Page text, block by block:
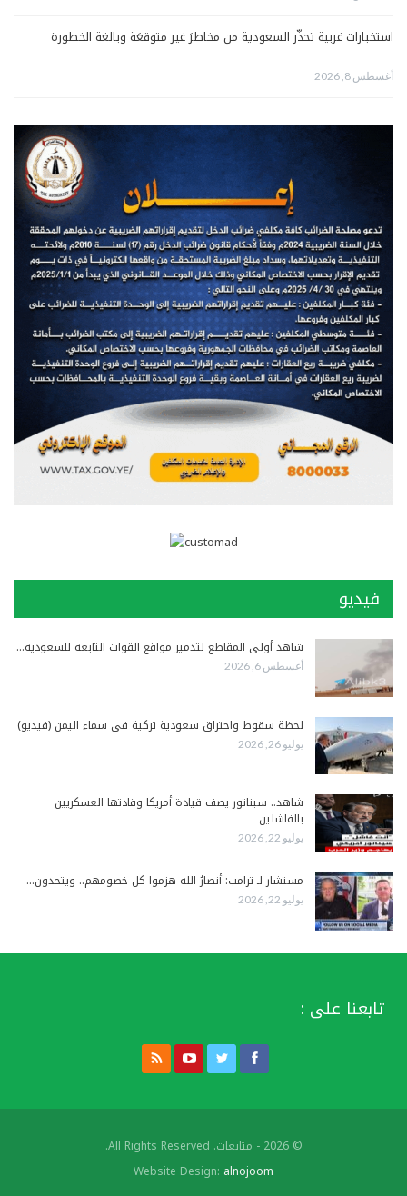
استخبارات غربية تحذّر السعودية من مخاطرَ غير متوقعَة وبالغة الخطورة
أغسطس 8, 2026
فيديو
شاهد أولى المقاطع لتدمير مواقع القوات التابعة للسعودية…
أغسطس 6, 2026
لحظة سقوط واحتراق سعودية تركية في سماء اليمن (فيديو)
يوليو 26, 2026
شاهد.. سيناتور يصف قيادة أمريكا وقادتها العسكريين
بالفاشلين
يوليو 22, 2026
مستشار لـ ترامب: أنصارُ الله هزموا كل خصومهم.. ويتحدون…
يوليو 22, 2026
تابعنا على :
© 2026 - متابعات. All Rights Reserved.
Website Design: alnojoom